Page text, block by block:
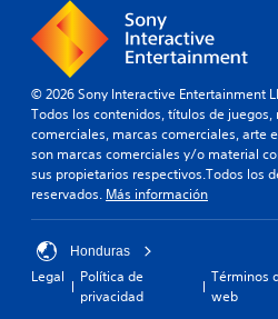
© 2026 Sony Interactive Entertainment
Todos los contenidos, títulos de
comerciales, marcas comerciales, arte
son marcas comerciales y/o material
sus propietarios respectivos.Todos los
reservados. Más información
Honduras
Legal
Política de
privacidad
Términos
web